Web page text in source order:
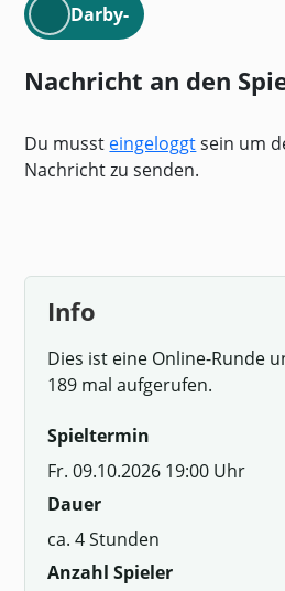
Darby-
Nachricht an den
Du musst eingeloggtsein um
Nachricht zu senden.
Info
Dies ist eine Online-Runde
189 mal aufgerufen.
Spieltermin
Fr. 09.10.2026 19:00 Uhr
Dauer
ca. 4 Stunden
Anzahl Spieler